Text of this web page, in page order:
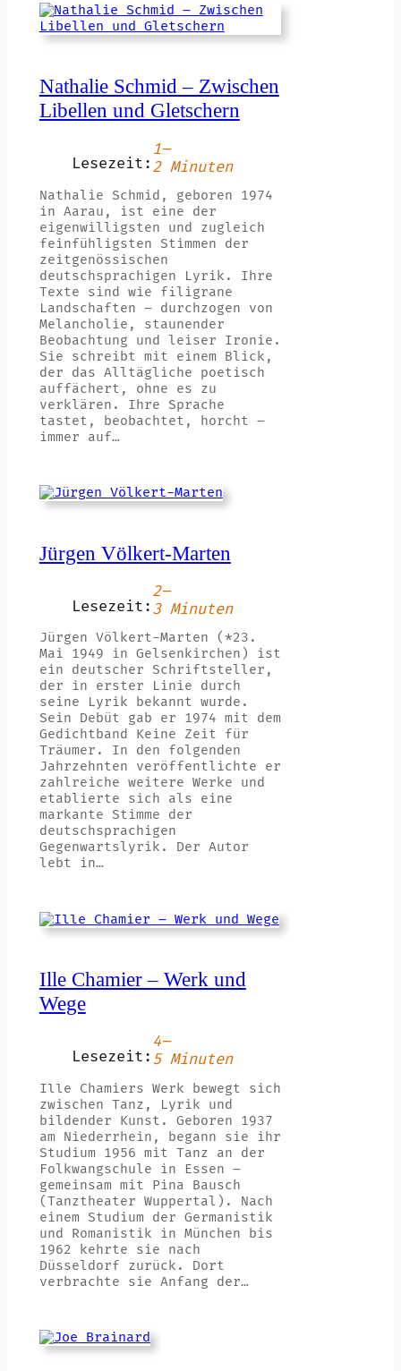
Nathalie Schmid – Zwischen
Libellen und Gletschern
Lesezeit:
1–
2 Minuten
Nathalie Schmid, geboren 1974
in Aarau, ist eine der
eigenwilligsten und zugleich
feinfühligsten Stimmen der
zeitgenössischen
deutschsprachigen Lyrik. Ihre
Texte sind wie filigrane
Landschaften – durchzogen von
Melancholie, staunender
Beobachtung und leiser Ironie.
Sie schreibt mit einem Blick,
der das Alltägliche poetisch
auffächert, ohne es zu
verklären. Ihre Sprache
tastet, beobachtet, horcht –
immer auf…
Jürgen Völkert-Marten
Lesezeit:
2–
3 Minuten
Jürgen Völkert-Marten (*23.
Mai 1949 in Gelsenkirchen) ist
ein deutscher Schriftsteller,
der in erster Linie durch
seine Lyrik bekannt wurde.
Sein Debüt gab er 1974 mit dem
Gedichtband Keine Zeit für
Träumer. In den folgenden
Jahrzehnten veröffentlichte er
zahlreiche weitere Werke und
etablierte sich als eine
markante Stimme der
deutschsprachigen
Gegenwartslyrik. Der Autor
lebt in…
Ille Chamier – Werk und
Wege
Lesezeit:
4–
5 Minuten
Ille Chamiers Werk bewegt sich
zwischen Tanz, Lyrik und
bildender Kunst. Geboren 1937
am Niederrhein, begann sie ihr
Studium 1956 mit Tanz an der
Folkwangschule in Essen –
gemeinsam mit Pina Bausch
(Tanztheater Wuppertal). Nach
einem Studium der Germanistik
und Romanistik in München bis
1962 kehrte sie nach
Düsseldorf zurück. Dort
verbrachte sie Anfang der…